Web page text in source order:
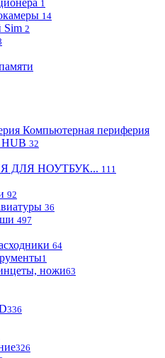
1
14
Sim 2
Компьютерная периферия
HUB 32
ДЛЯ НОУТБУК... 111
92
36
497
64
1
ножи63
336
326